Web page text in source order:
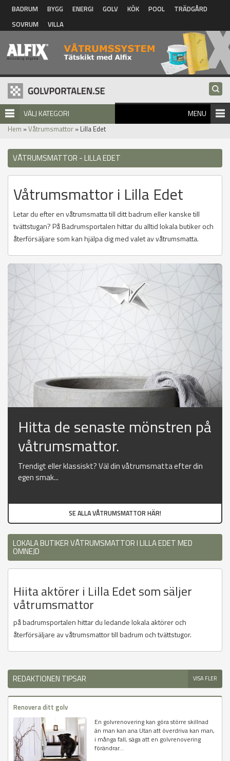
Hoppa till huvudinnehåll
BADRUM BYGG ENERGI GOLV KÖK POOL
TRÄDGÅRD
SOVRUM
VILLA
VÄLJ KATEGORI MENU
Hem »Våtrumsmattor » Lilla Edet
VÅTRUMSMATTOR - LILLA EDET
Våtrumsmattor i Lilla Edet
Letar du efter en våtrumsmatta till ditt badrum eller kanske till
tvättstugan? På Badrumsportalen hittar du alltid lokala butiker och
återförsäljare som kan hjälpa dig med valet av våtrumsmatta.
Hitta de senaste mönstren på
våtrumsmattor.
Trendigt eller klassiskt? Väl din våtrumsmatta efter din
egen smak...
SE ALLA VÅTRUMSMATTOR HÄR!
LOKALA BUTIKER VÅTRUMSMATTOR I LILLA EDET MED
OMNEJD
Hiita aktörer i Lilla Edet som säljer
våtrumsmattor
på badrumsportalen hittar du ledande lokala aktörer och
återförsäljare av våtrumsmattor till badrum och tvättstugor.
REDAKTIONEN TIPSAR VISA FLER
Renovera ditt golv
En golvrenovering kan göra större skillnad
än man kan ana Utan att överdriva kan man,
i många fall, säga att en golvrenovering
förändrar...